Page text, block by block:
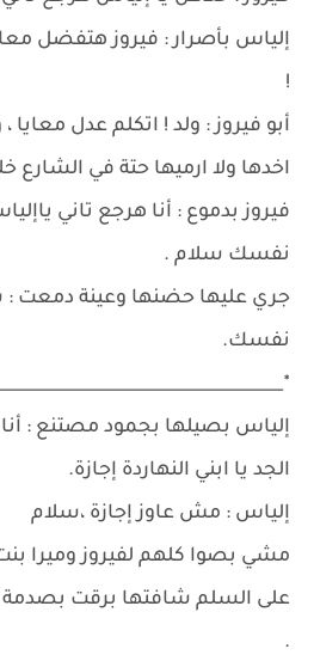
إلياس بأصرار : فيروز هتفضل
!
أبو فيروز : ولد ! اتكلم عدل
اخدها ولا ارميها حتة في
فيروز بدموع : أنا هرجع تاني
نفسك سلام .
جري عليها حضنها وعينة دمعت :
نفسك.
إلياس بصيلها بجمود مصتنع : أنا
الجد يا ابني النهاردة إجازة.
إلياس : مش عاوز إجازة ،سلام
مشي بصوا كلهم لفيروز وميرا
على السلم شافتها برقت بصدمة :
.